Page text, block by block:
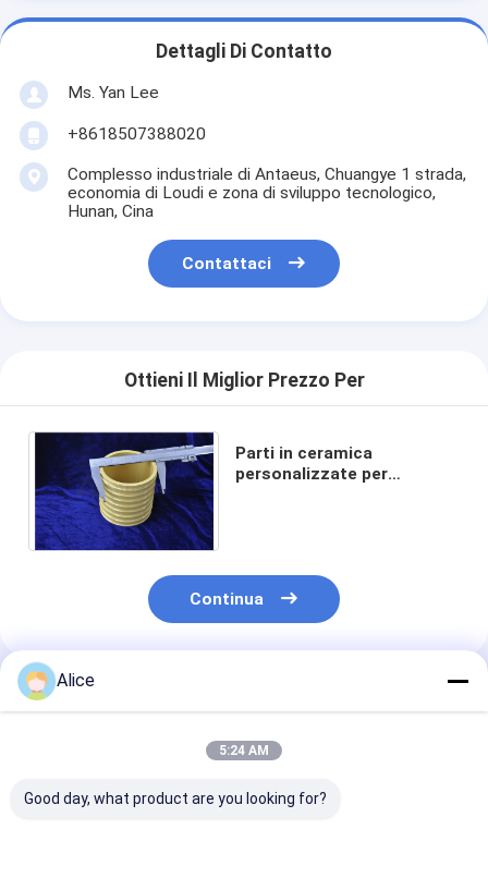
Dettagli Di Contatto
Ms. Yan Lee
+8618507388020
Complesso industriale di Antaeus, Chuangye 1 strada,
economia di Loudi e zona di sviluppo tecnologico,
Hunan, Cina
Contattaci
Ottieni Il Miglior Prezzo Per
Parti in ceramica
personalizzate per
Continua
Prodotti Raccomandati
Alice
5:24 AM
Good day, what product are you looking for?